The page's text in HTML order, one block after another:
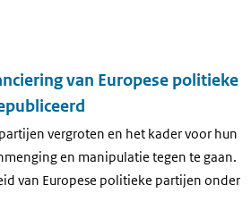
van Europese politieke
vergroten en het kader voor hun
en manipulatie tegen te gaan.
van Europese politieke partijen onder